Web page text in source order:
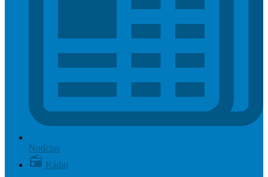
Notícias
Rádio